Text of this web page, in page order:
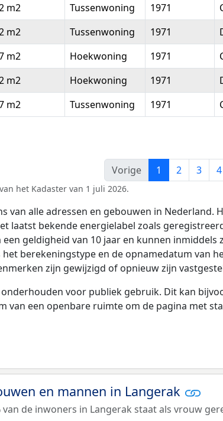
m2 Tussenwoning 1971
m2 Tussenwoning 1971
m2 Hoekwoning 1971
m2 Hoekwoning 1971
m2 Tussenwoning 1971
Vorige
1 2 3 4
het Kadaster van 1 juli 2026.
van alle adressen en gebouwen in Nederland.
laatst bekende energielabel zoals
geldigheid van 10 jaar en kunnen inmiddels
berekeningstype en de opnamedatum van
zijn gewijzigd of opnieuw zijn
voor publiek gebruik. Dit kan
van een openbare ruimte om de pagina met
en mannen in Langerak
van de inwoners in Langerak staat als vrouw